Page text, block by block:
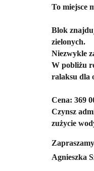
To miejsce
Blok
zielonych.
Niezwykle
W pobliżu
ralaksu dla
Cena: 369
Czynsz
zużycie
Agnieszka